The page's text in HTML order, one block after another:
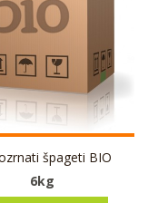
špageti BIO
6kg